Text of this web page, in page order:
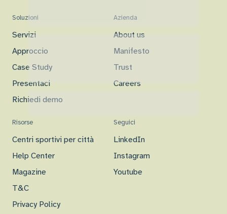
Soluzioni
Servizi
Approccio
Case Study
Presentaci
Richiedi demo
Azienda
About us
Manifesto
Trust
Careers
Risorse
Centri sportivi per città
Help Center
Magazine
T&C
Privacy Policy
Seguici
LinkedIn
Instagram
Youtube